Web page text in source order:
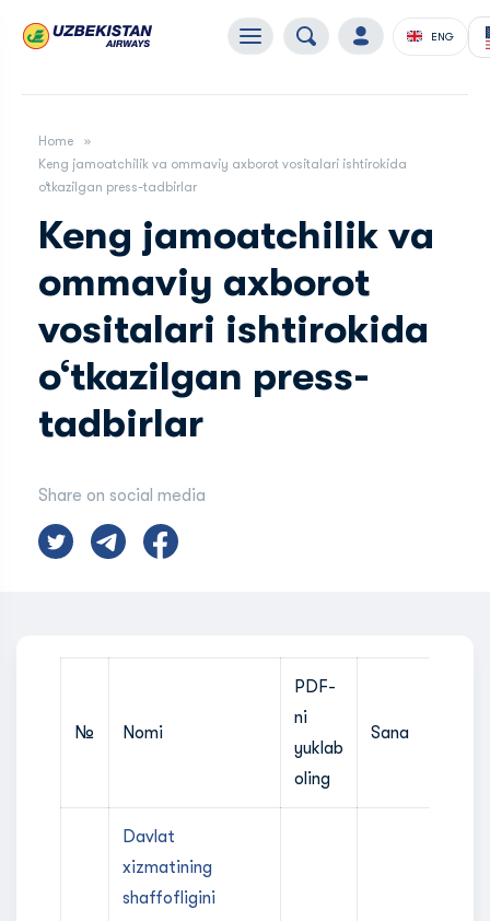
ENG
Home
Keng jamoatchilik va ommaviy axborot vositalari ishtirokida
o‘tkazilgan press-tadbirlar
Keng jamoatchilik va
ommaviy axborot
vositalari ishtirokida
o‘tkazilgan press-
tadbirlar
Share on social media
№ Nomi
PDF-
ni
yuklab
oling
Sana
Davlat
xizmatining
shaffofligini